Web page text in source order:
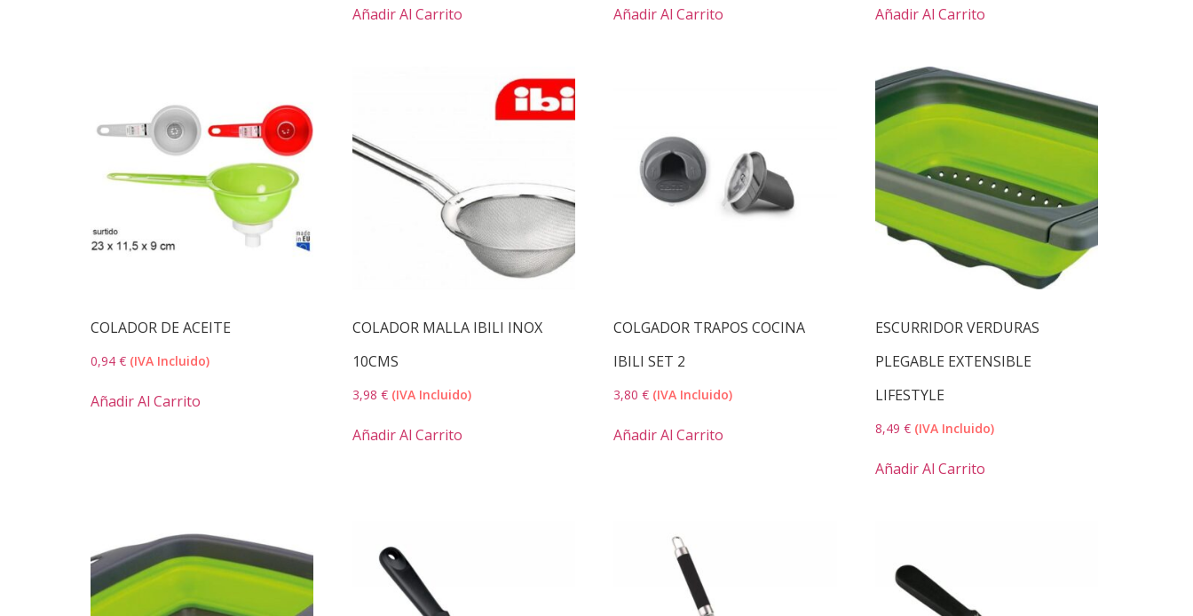
Añadir Al Carrito Añadir Al Carrito Añadir Al Carrito
COLADOR DE ACEITE
0,94 € (IVA Incluido)
Añadir Al Carrito
COLADOR MALLA IBILI INOX
10CMS
3,98 € (IVA Incluido)
Añadir Al Carrito
COLGADOR TRAPOS COCINA
IBILI SET 2
3,80€ (IVA Incluido)
Añadir Al Carrito
ESCURRIDOR VERDURAS
PLEGABLE EXTENSIBLE
LIFESTYLE
8,49€ (IVA Incluido)
Añadir Al Carrito